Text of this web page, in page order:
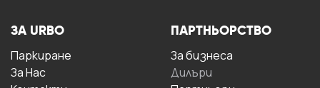
ЗА URBO
Паркиране
За Hас
ПАРТНЬОРСТВО
За бизнесa
Дилъри